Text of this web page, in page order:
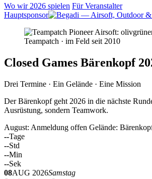
Wo wir 2026 spielen Für Veranstalter
Hauptsponsor
Teampatch · im Feld seit 2010
Closed Games Bärenkopf
Drei Termine · Ein Gelände · Eine Mission
Der Bärenkopf geht 2026 in die nächste
Ausrüstung, sondern Teamwork.
August: Anmeldung offen Gelände:
--Tage
--Std
--Min
--Sek
08AUG 2026Samstag